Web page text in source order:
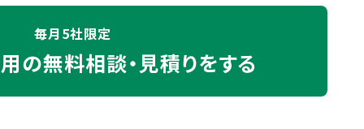
毎月5社限定
の無料相談・見積りをする